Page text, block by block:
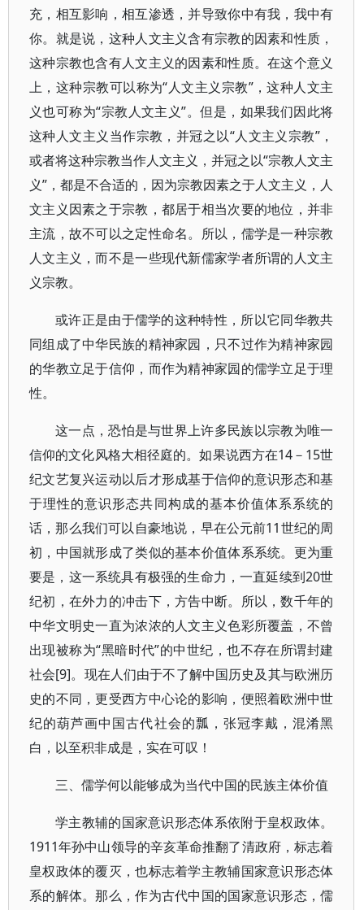
充，相互影响，相互渗透，并导致你中有我，我中有
你。就是说，这种人文主义含有宗教的因素和性质，
这种宗教也含有人文主义的因素和性质。在这个意义
上，这种宗教可以称为“人文主义宗教”，这种人文主
义也可称为“宗教人文主义”。但是，如果我们因此将
这种人文主义当作宗教，并冠之以“人文主义宗教”，
或者将这种宗教当作人文主义，并冠之以“宗教人文主
义”，都是不合适的，因为宗教因素之于人文主义，人
文主义因素之于宗教，都居于相当次要的地位，并非
主流，故不可以之定性命名。所以，儒学是一种宗教
人文主义，而不是一些现代新儒家学者所谓的人文主
义宗教。
或许正是由于儒学的这种特性，所以它同华教共
同组成了中华民族的精神家园，只不过作为精神家园
的华教立足于信仰，而作为精神家园的儒学立足于理
性。
这一点，恐怕是与世界上许多民族以宗教为唯一
信仰的文化风格大相径庭的。如果说西方在14－15世
纪文艺复兴运动以后才形成基于信仰的意识形态和基
于理性的意识形态共同构成的基本价值体系系统的
话，那么我们可以自豪地说，早在公元前11世纪的周
初，中国就形成了类似的基本价值体系系统。更为重
要是，这一系统具有极强的生命力，一直延续到20世
纪初，在外力的冲击下，方告中断。所以，数千年的
中华文明史一直为浓浓的人文主义色彩所覆盖，不曾
出现被称为“黑暗时代”的中世纪，也不存在所谓封建
社会[9]。现在人们由于不了解中国历史及其与欧洲历
史的不同，更受西方中心论的影响，便照着欧洲中世
纪的葫芦画中国古代社会的瓢，张冠李戴，混淆黑
白，以至积非成是，实在可叹！
三、儒学何以能够成为当代中国的民族主体价值
学主教辅的国家意识形态体系依附于皇权政体。
1911年孙中山领导的辛亥革命推翻了清政府，标志着
皇权政体的覆灭，也标志着学主教辅国家意识形态体
系的解体。那么，作为古代中国的国家意识形态，儒